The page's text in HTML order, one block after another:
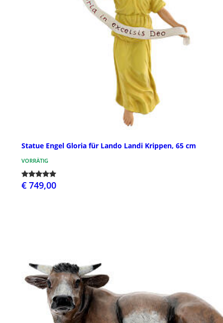
Statue Engel Gloria für Lando Landi Krippen, 65 cm
VORRÄTIG
€ 749,00